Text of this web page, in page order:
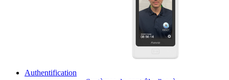
Authentification